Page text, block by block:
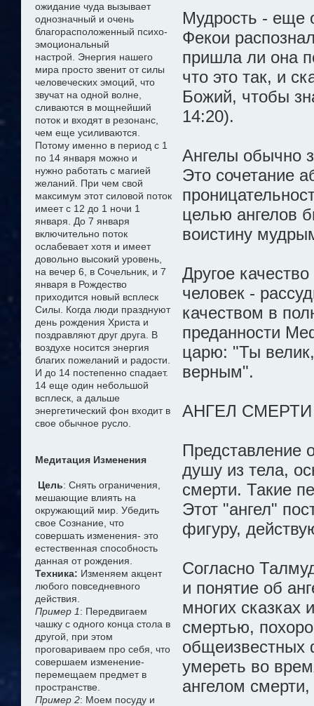
ожидание чуда вызывает
однозначный и очень
благорасположенный психо-
эмоциональный
настрой
Энергия нашего
мира просто звенит от силы
человеческих эмоций, что
звучат на одной волне,
сливаются в мощнейший
поток и входят в резонанс,
чем еще усиливаются.
Потому именно в период с 1
по 14 января можно и
нужно работать с магией
желаний . При чем свой
максимум этот силовой поток
имеет с 12 до 1 ночи 1
января. До 7 января
включительно поток
ослабевает хотя и имеет
довольно высокий уровень,
на вечер 6, в Сочельник, и 7
января в Рождество
приходится новый всплеск
Силы. Когда люди празднуют
день рождения Христа и
поздравляют друг друга. В
воздухе носится энергия
благих пожеланий и радости.
И до 14 постепенно спадает.
14 еще один небольшой
всплеск, а дальше
энергетический фон входит в
свое обычное русло.
Медитация Изменения
Цель: Снять ограничения,
мешающие влиять на
окружающий мир. Убедить
свое Сознание, что
совершать изменения- это
естественная способность
данная от рождения.
Техника: Изменяем акцент
любого повседневного
действия.
Пример 1: Передвигаем
чашку с одного конца стола в
другой, при этом
проговариваем про себя, что
совершаем изменение-
перемещаем предмет в
пространстве.
Пример 2: Моем посуду и
Мудрость - еще
Фекои
пришла ли она
что это так, и
Божий, чтобы
14:20).
Ангелы обычно
Это сочетание
целью ангелов
воистину
Другое
человек -
качеством в
преданности
царю: "Ты
верным".
АНГЕЛ СМЕРТИ
Представление
душу из тела,
смерти. Такие
Этот "ангел"
фигуру,
Согласно
и понятие об
многих сказках
смертью,
общеизвестных
умереть во
ангелом